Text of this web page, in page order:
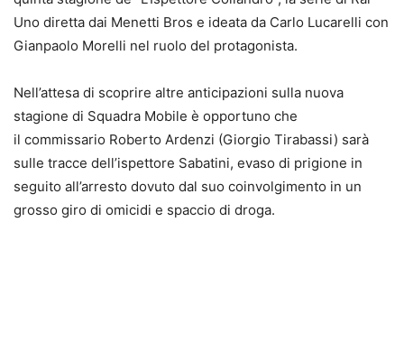
Uno diretta dai Menetti Bros e ideata da Carlo Lucarelli con
Gianpaolo Morelli nel ruolo del protagonista.
Nell’attesa di scoprire altre anticipazioni sulla nuova
stagione di Squadra Mobile è opportuno che
il commissario Roberto Ardenzi (Giorgio Tirabassi) sarà
sulle tracce dell’ispettore Sabatini, evaso di prigione in
seguito all’arresto dovuto dal suo coinvolgimento in un
grosso giro di omicidi e spaccio di droga.